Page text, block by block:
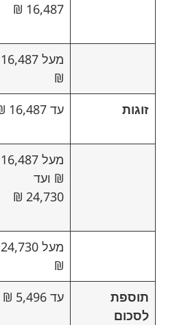
16,487 ₪
מעל 16,487
₪
זוגות
עד 16,487 ₪
מעל 16,487
₪ ועד
24,730 ₪
מעל 24,730
₪
תוספת
לסכום
עד 5,496 ₪